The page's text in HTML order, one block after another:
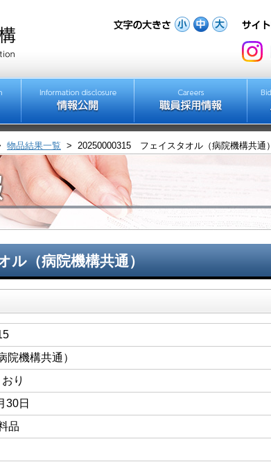
物品結果一覧 > 20250000315 フェイスタオル（病院機構共通）
（病院機構共通）
院機構共通）
り
30日
品